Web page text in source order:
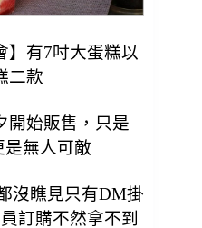
】有7吋大蛋糕以
二款
開始販售，只是
無人可敵
沒瞧見只有DM掛
訂購不然拿不到